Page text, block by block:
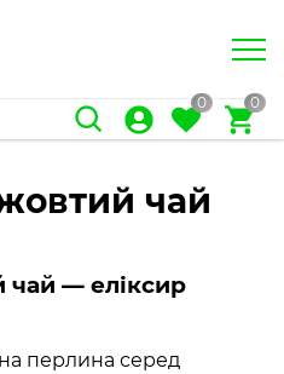
0 0
чай
чай — еліксир
перлина серед